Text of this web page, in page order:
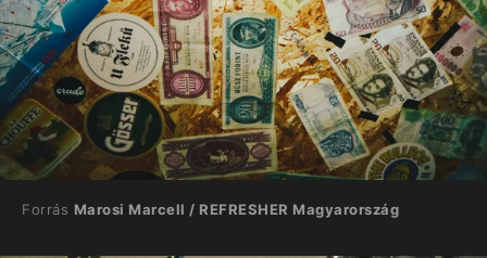
Forrás Marosi Marcell / REFRESHER Magyarország